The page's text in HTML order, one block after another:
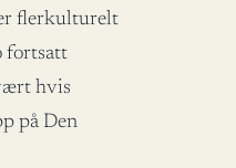
flerkulturelt
fortsatt
hvis
på Den